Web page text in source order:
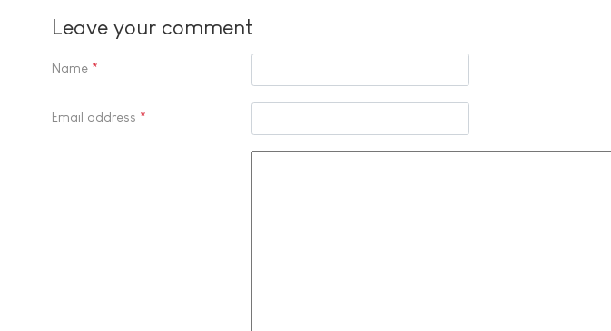
Leave your comment
Name *
Email address *